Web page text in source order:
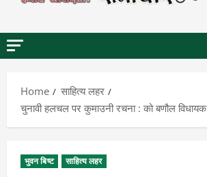
Home
साहित्य लहर
चुनावी हलचल पर कुमाउनी रचना : को बणौल विधायक
भुवन बिष्ट साहित्य लहर